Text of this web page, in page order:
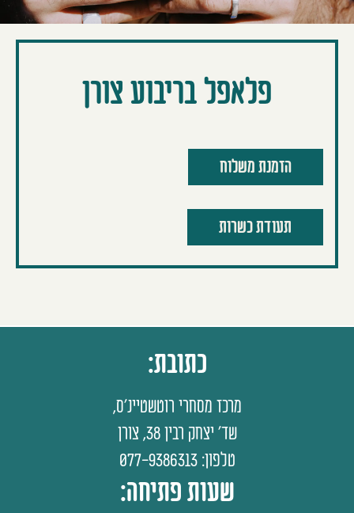
פלאפל בריבוע צורן
הזמנת משלוח
תעודת כשרות
כתובת:
מרכז מסחרי רוטשטיינ'ס,
שד' יצחק רבין 38, צורן
טלפון: 077-9386313
שעות פתיחה: